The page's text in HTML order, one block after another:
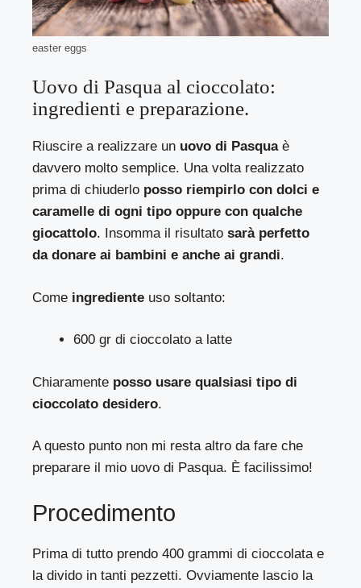
easter eggs
Uovo di Pasqua al cioccolato:
ingredienti e preparazione.
Riuscire a realizzare un uovo di Pasquaè
davvero molto semplice. Una volta realizzato
prima di chiuderlo posso riempirlo con dolci e
caramelle di ogni tipo oppure con qualche
giocattolo. Insomma il risultatosarà perfetto
da donare ai bambini e anche ai grandi.
Come ingrediente uso soltanto:
600 gr di cioccolato a latte
Chiaramente posso usare qualsiasi tipo di
cioccolato desidero.
A questo punto non mi resta altro da fare che
preparare il mio uovo di Pasqua. È facilissimo!
Procedimento
Prima di tutto prendo 400 grammi di cioccolata e
la divido in tanti pezzetti. Ovviamente lascio la